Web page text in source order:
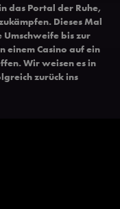
das Portal der Ruhe,
Dieses Mal
Umschweife bis zur
einem Casino auf ein
Wir weisen es in
zurück ins